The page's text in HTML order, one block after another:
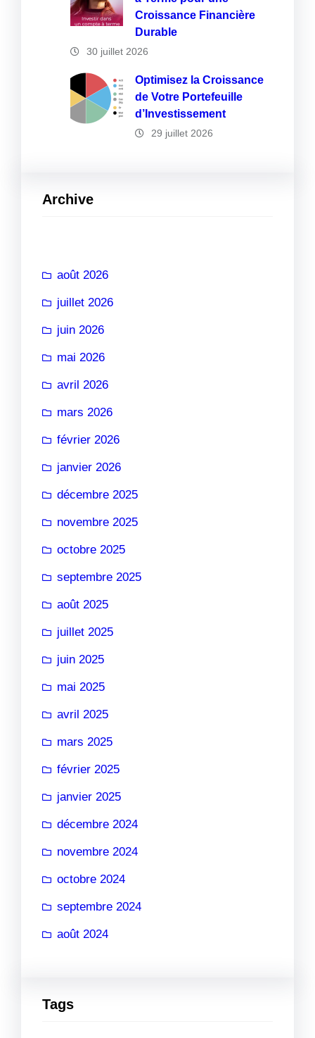
Croissance Financière
Durable
30 juillet 2026
Optimisez la Croissance
de Votre Portefeuille
d’Investissement
29 juillet 2026
Archive
août 2026
juillet 2026
juin 2026
mai 2026
avril 2026
mars 2026
février 2026
janvier 2026
décembre 2025
novembre 2025
octobre 2025
septembre 2025
août 2025
juillet 2025
juin 2025
mai 2025
avril 2025
mars 2025
février 2025
janvier 2025
décembre 2024
novembre 2024
octobre 2024
septembre 2024
août 2024
Tags